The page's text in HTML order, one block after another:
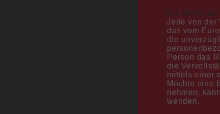
6.3 Recht
Jede von der
das vom
die
Person das
die
mittels einer
Möchte eine
nehmen,
wenden.